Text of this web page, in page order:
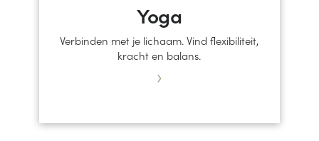
Yoga
Verbinden met je lichaam. Vind flexibiliteit,
kracht en balans.
›